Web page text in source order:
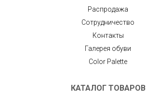
Распродажа
Сотрудничество
Контакты
Галерея обуви
Color Palette
КАТАЛОГ ТОВАРОВ